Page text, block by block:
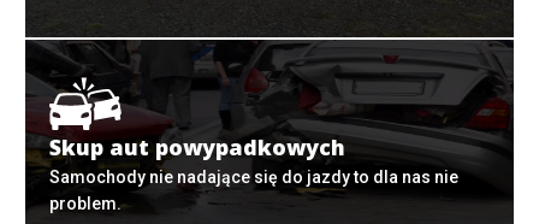
Skup aut powypadkowych
Samochody nie nadające się do jazdy to dla nas nie
problem.